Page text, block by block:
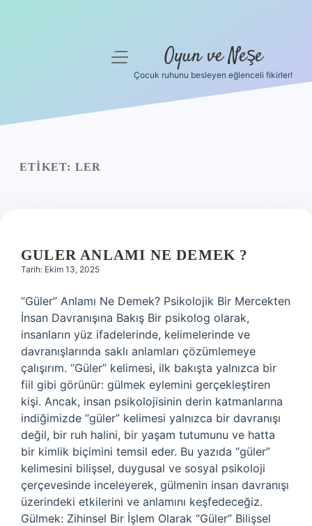
Yasal Uyarı
menüyü
Oyun ve Neşe
Çocuk ruhunu besleyen eğlenceli fikirler!
ETIKET: LER
GULER ANLAMI NE DEMEK ?
Tarih: Ekim 13, 2025
“Güler” Anlamı Ne Demek? Psikolojik Bir Mercekten
İnsan Davranışına Bakış Bir psikolog olarak,
insanların yüz ifadelerinde, kelimelerinde ve
davranışlarında saklı anlamları çözümlemeye
çalışırım. “Güler” kelimesi, ilk bakışta yalnızca bir
fiil gibi görünür: gülmek eylemini gerçekleştiren
kişi. Ancak, insan psikolojisinin derin katmanlarına
indiğimizde “güler” kelimesi yalnızca bir davranışı
değil, bir ruh halini, bir yaşam tutumunu ve hatta
bir kimlik biçimini temsil eder. Bu yazıda “güler”
kelimesini bilişsel, duygusal ve sosyal psikoloji
çerçevesinde inceleyerek, gülmenin insan davranışı
üzerindeki etkilerini ve anlamını keşfedeceğiz.
Gülmek: Zihinsel Bir İşlem Olarak “Güler” Bilişsel